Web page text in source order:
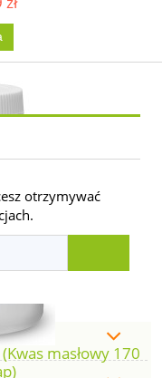
masłowy 170
otrzymywać